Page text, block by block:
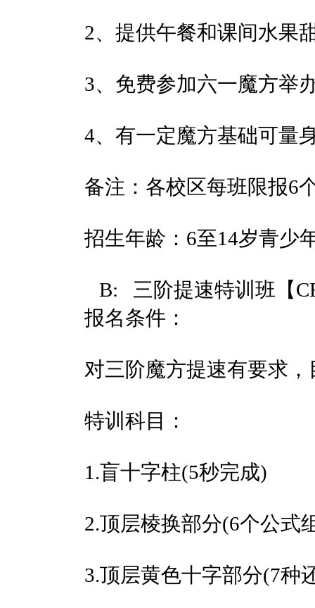
2、提供午餐和课间水果
3、免费参加六一魔方举
4、有一定魔方基础可量
备注：各校区每班限报6
招生年龄：6至14岁青少
B: 三阶提速特训班【
报名条件：
对三阶魔方提速有要求
特训科目：
1.盲十字柱(5秒完成)
2.顶层棱换部分(6个公式
3.顶层黄色十字部分(7